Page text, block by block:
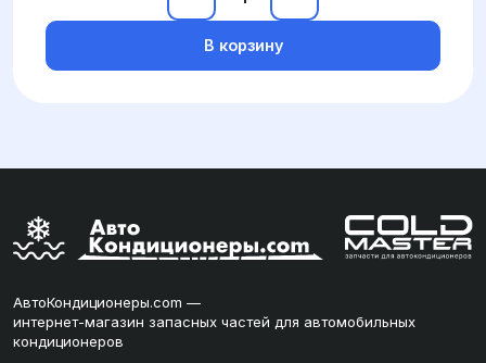
В корзину
АвтоКондиционеры.com —
интернет-магазин запасных частей для автомобильных
кондиционеров